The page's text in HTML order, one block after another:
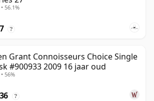
56.1%
?
Grant Connoisseurs Choice Single
#900933 2009 16 jaar oud
56%
?